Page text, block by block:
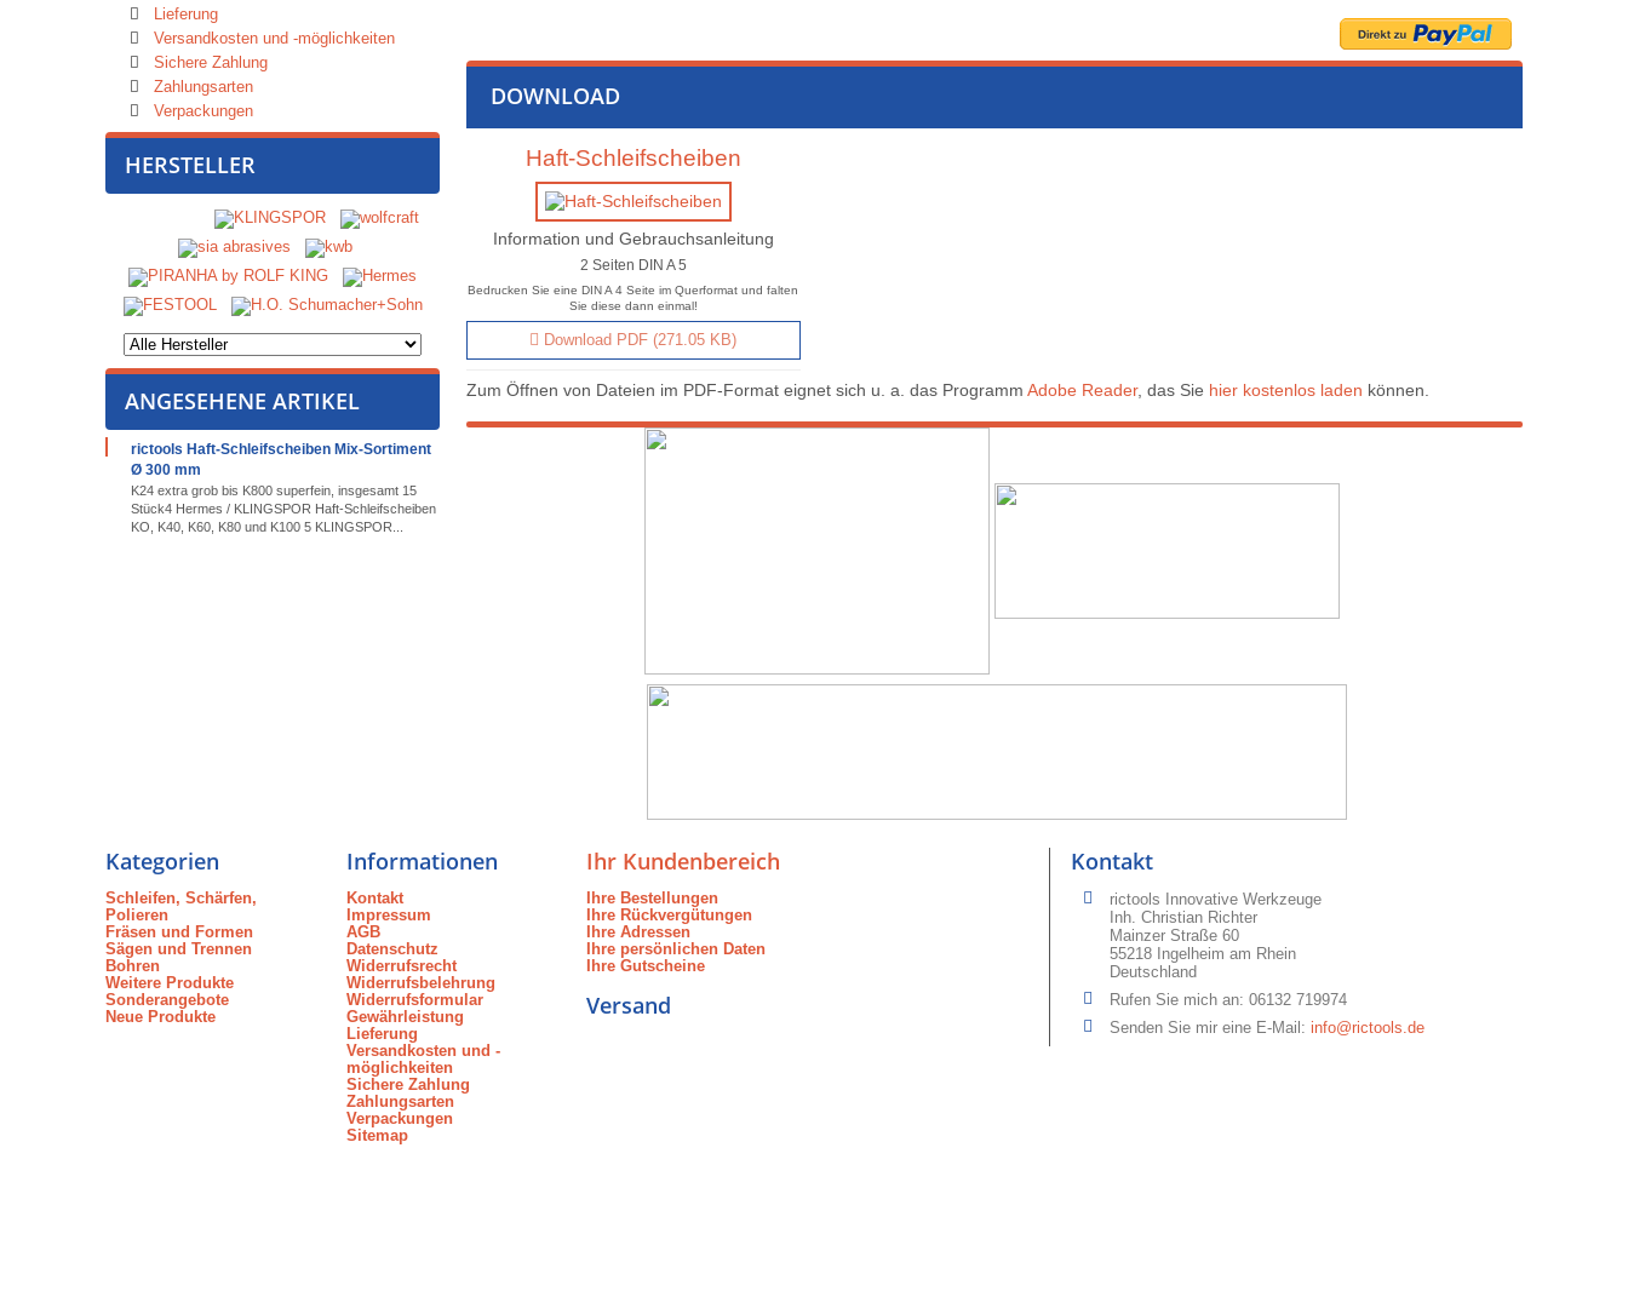
Lieferung
Versandkosten und -möglichkeiten
Sichere Zahlung
Zahlungsarten
Verpackungen
HERSTELLER
ANGESEHENE ARTIKEL
rictools Haft-Schleifscheiben Mix-Sortiment
Ø 300 mm
K24 extra grob bis K800 superfein, insgesamt 15
Stück4 Hermes / KLINGSPOR Haft-Schleifscheiben
KO, K40, K60, K80 und K100 5 KLINGSPOR...
DOWNLOAD
Haft-Schleifscheiben
Information und Gebrauchsanleitung
2 Seiten DIN A 5
Bedrucken Sie eine DIN A 4 Seite im Querformat und falten
Sie diese dann einmal!
Download PDF (271.05 KB)
Zum Öffnen von Dateien im PDF-Format eignet sich u. a. das Programm Adobe Reader, das Sie hier kostenlos laden können.
Kategorien
Schleifen, Schärfen,
Polieren
Fräsen und Formen
Sägen und Trennen
Bohren
Weitere Produkte
Sonderangebote
Neue Produkte
Informationen
Kontakt
Impressum
AGB
Datenschutz
Widerrufsrecht
Widerrufsbelehrung
Widerrufsformular
Gewährleistung
Lieferung
Versandkosten und -
möglichkeiten
Sichere Zahlung
Zahlungsarten
Verpackungen
Sitemap
Ihr Kundenbereich
Ihre Bestellungen
Ihre Rückvergütungen
Ihre Adressen
Ihre persönlichen Daten
Ihre Gutscheine
Versand
Kontakt
rictools Innovative Werkzeuge
Inh. Christian Richter
Mainzer Straße 60
55218 Ingelheim am Rhein
Deutschland
Rufen Sie mich an: 06132 719974
Senden Sie mir eine E-Mail: info@rictools.de